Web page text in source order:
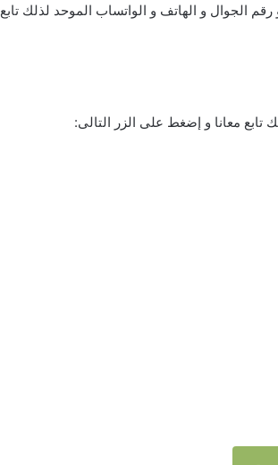
الجوال و الهاتف و الواتساب الموحد لذلك تابع
معانا و إضغط على الزر التالى: